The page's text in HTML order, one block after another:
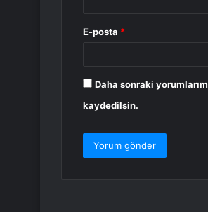
E-posta *
Daha sonraki
kaydedilsin.